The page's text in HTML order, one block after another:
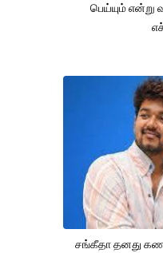
பெய்யும்
சங்கீதா தனது